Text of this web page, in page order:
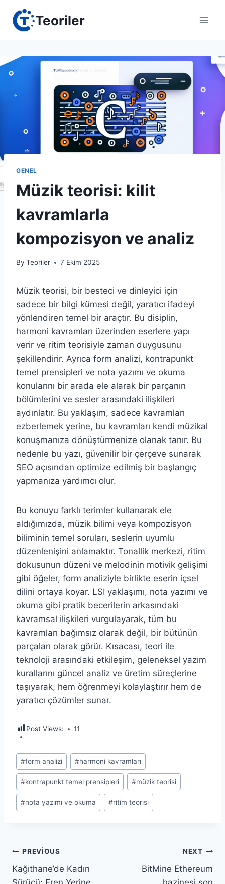
content
Teoriler
GENEL
Müzik teorisi: kilit
kavramlarla
kompozisyon ve analiz
By Teoriler 7 Ekim 2025
Müzik teorisi, bir besteci ve dinleyici için
sadece bir bilgi kümesi değil, yaratıcı ifadeyi
yönlendiren temel bir araçtır. Bu disiplin,
harmoni kavramları üzerinden eserlere yapı
verir ve ritim teorisiyle zaman duygusunu
şekillendirir. Ayrıca form analizi, kontrapunkt
temel prensipleri ve nota yazımı ve okuma
konularını bir arada ele alarak bir parçanın
bölümlerini ve sesler arasındaki ilişkileri
aydınlatır. Bu yaklaşım, sadece kavramları
ezberlemek yerine, bu kavramları kendi müzikal
konuşmanıza dönüştürmenize olanak tanır. Bu
nedenle bu yazı, güvenilir bir çerçeve sunarak
SEO açısından optimize edilmiş bir başlangıç
yapmanıza yardımcı olur.
Bu konuyu farklı terimler kullanarak ele
aldığımızda, müzik bilimi veya kompozisyon
biliminin temel soruları, seslerin uyumlu
düzenlenişini anlamaktır. Tonallik merkezi, ritim
dokusunun düzeni ve melodinin motivik gelişimi
gibi öğeler, form analiziyle birlikte eserin içsel
dilini ortaya koyar. LSI yaklaşımı, nota yazımı ve
okuma gibi pratik becerilerin arkasındaki
kavramsal ilişkileri vurgulayarak, tüm bu
kavramları bağımsız olarak değil, bir bütünün
parçaları olarak görür. Kısacası, teori ile
teknoloji arasındaki etkileşim, geleneksel yazım
kurallarını güncel analiz ve üretim süreçlerine
taşıyarak, hem öğrenmeyi kolaylaştırır hem de
yaratıcı çözümler sunar.
Post Views: 11
Post
Tags:
#form analizi #harmoni kavramları
#kontrapunkt temel prensipleri #müzik teorisi
#nota yazımı ve okuma #ritim teorisi
Yazı
gezinmesi
PREVIOUS
Kağıthane’de Kadın
NEXT
BitMine Ethereum